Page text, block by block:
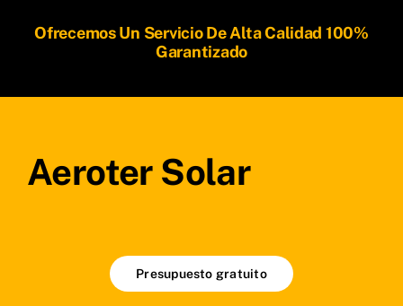
Ofrecemos Un Servicio De Alta Calidad 100%
Garantizado
Aeroter Solar
Presupuesto gratuito